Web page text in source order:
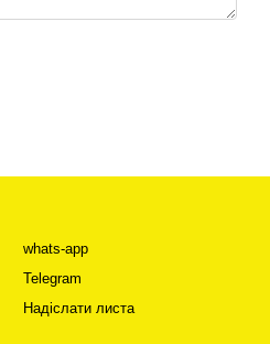
whats-app
Telegram
Надіслати листа